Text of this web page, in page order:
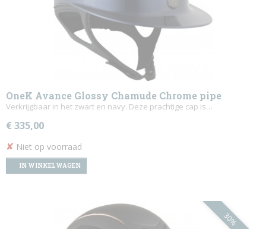
OneK Avance Glossy Chamude Chrome pipe
Verkrijgbaar in het zwart en navy. Deze prachtige cap is…
€ 335,00
✘ Niet op voorraad
IN WINKELWAGEN
30%